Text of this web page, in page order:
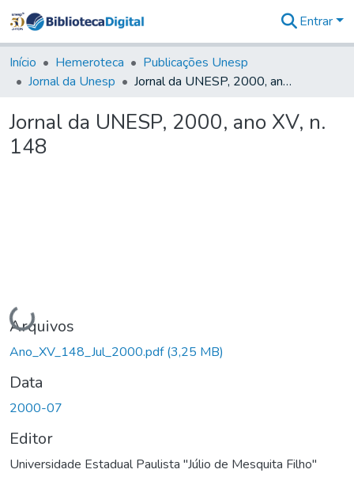
&
Coleções
Tudo na
Digital
Entrar
Início Hemeroteca
Publicações Unesp
Jornal da Unesp
Jornal da UNESP, 2000, ano XV, n. 148
Jornal da UNESP, 2000, ano XV, n.
148
Carregando...
Arquivos
Ano_XV_148_Jul_2000.pdf(3,25 MB)
Data
2000-07
Editor
Universidade Estadual Paulista "Júlio de Mesquita Filho"